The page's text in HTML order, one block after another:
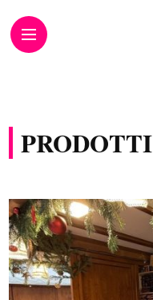
PRODOTTI